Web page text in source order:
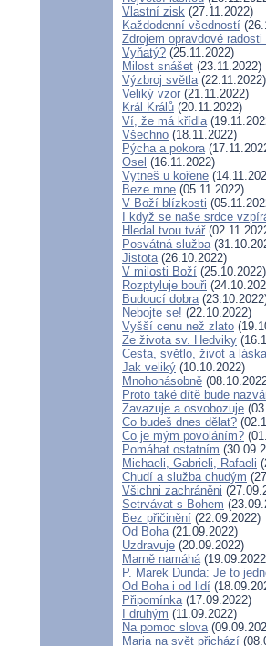
Vlastní zisk (27.11.2022)
Každodenní všedností
Zdrojem opravdové
Vyňatý? (25.11.2022)
Milost snášet (23.11.2022)
Výzbroj světla(22.11.2022)
Veliký vzor (21.11.2022)
Král Králů (20.11.2022)
Ví, že má křídla
Všechno (18.11.2022)
Pýcha a pokora
Osel (16.11.2022)
Vytneš u kořene
Beze mne (05.11.2022)
V Boží blízkosti
I když se naše srdce
Hledal tvou tvář
Posvátná služba
Jistota(26.10.2022)
V milosti Boží (25.10.2022)
Rozptyluje bouři
Budoucí dobra
Nebojte se! (22.10.2022)
Vyšší cenu než zlato
Ze života sv. Hedviky
Cesta, světlo, život a láska
Jak veliký (10.10.2022)
Mnohonásobně
Proto také dítě bude
Zavazuje a osvobozuje
Co budeš dnes dělat?
Co je mým povoláním?
Pomáhat ostatním
Michaeli, Gabrieli, Rafaeli
Chudí a služba chudým
Všichni zachráněni
Setrvávat s Bohem
Bez přičinění (22.09.2022)
Od Boha(21.09.2022)
Uzdravuje (20.09.2022)
Marně namáhá
P. Marek Dunda: Je to
Od Boha i od lidí
Připomínka(17.09.2022)
I druhým (11.09.2022)
Na pomoc slova
Maria na svět přichází